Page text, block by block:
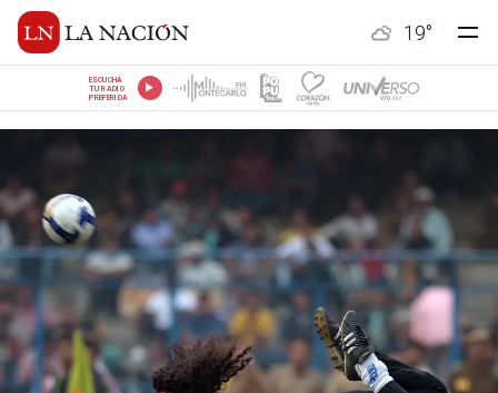
19°
ESCUCHÁ
TU RADIO
PREFERIDA